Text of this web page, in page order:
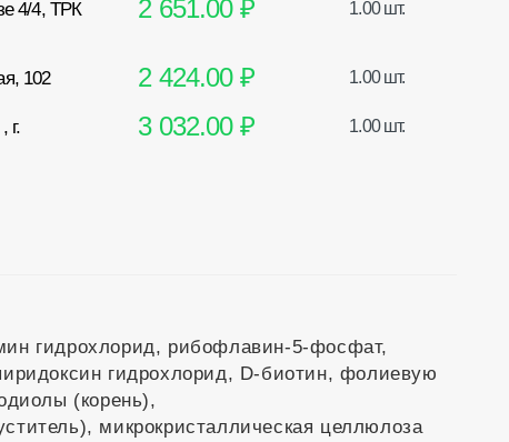
4/4, ТРК
2 651.00 ₽ 1.00 шт.
102 2 424.00 ₽ 1.00 шт.
г.
3 032.00 ₽ 1.00 шт.
гидрохлорид, рибофлавин-5-фосфат,
гидрохлорид, D-биотин, фолиевую
(корень),
микрокристаллическая целлюлоза